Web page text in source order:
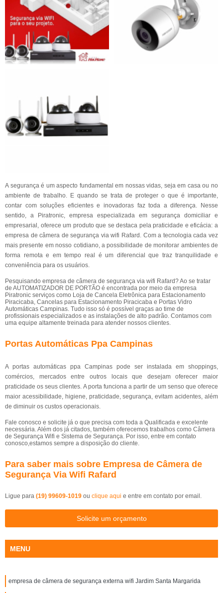
A segurança é um aspecto fundamental em nossas vidas, seja em casa ou no
ambiente de trabalho. E quando se trata de proteger o que é importante,
contar com soluções eficientes e inovadoras faz toda a diferença. Nesse
sentido, a Piratronic, empresa especializada em segurança domiciliar e
empresarial, oferece um produto que se destaca pela praticidade e eficácia: a
empresa de câmera de segurança via wifi Rafard. Com a tecnologia cada vez
mais presente em nosso cotidiano, a possibilidade de monitorar ambientes de
forma remota e em tempo real é um diferencial que traz tranquilidade e
conveniência para os usuários.
Pesquisando empresa de câmera de segurança via wifi Rafard? Ao se tratar
de AUTOMATIZADOR DE PORTÃO é encontrada por meio da empresa
Piratronic serviços como Loja de Cancela Eletrônica para Estacionamento
Piracicaba, Cancelas para Estacionamento Piracicaba e Portas Vidro
Automáticas Campinas. Tudo isso só é possível graças ao time de
profissionais especializados e as instalações de alto padrão. Contamos com
uma equipe altamente treinada para atender nossos clientes.
Portas Automáticas Ppa Campinas
A portas automáticas ppa Campinas pode ser instalada em shoppings,
comércios, mercados entre outros locais que desejam oferecer maior
praticidade os seus clientes. A porta funciona a partir de um senso que oferece
maior acessibilidade, higiene, praticidade, segurança, evitam acidentes, além
de diminuir os custos operacionais.
Fale conosco e solicite já o que precisa com toda a Qualificada e excelente
necessária. Além dos já citados, também oferecemos trabalhos como Câmera
de Segurança Wifi e Sistema de Segurança. Por isso, entre em contato
conosco,estamos sempre a disposição do cliente.
Para saber mais sobre Empresa de Câmera de
Segurança Via Wifi Rafard
Ligue para (19) 99609-1019 ou clique aqui e entre em contato por email.
Solicite um orçamento
MENU
empresa de câmera de segurança externa wifi Jardim Santa Margarida